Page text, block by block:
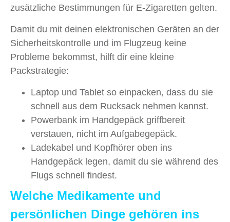
zusätzliche Bestimmungen für E-Zigaretten gelten.
Damit du mit deinen elektronischen Geräten an der
Sicherheitskontrolle und im Flugzeug keine
Probleme bekommst, hilft dir eine kleine
Packstrategie:
Laptop und Tablet so einpacken, dass du sie
schnell aus dem Rucksack nehmen kannst.
Powerbank im Handgepäck griffbereit
verstauen, nicht im Aufgabegepäck.
Ladekabel und Kopfhörer oben ins
Handgepäck legen, damit du sie während des
Flugs schnell findest.
Welche Medikamente und
persönlichen Dinge gehören ins